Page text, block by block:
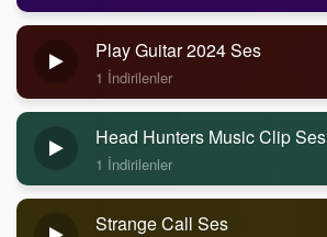
Play Guitar 2024 Ses
1 İndirilenler
Head Hunters Music Clip Ses
1 İndirilenler
Strange Call Ses